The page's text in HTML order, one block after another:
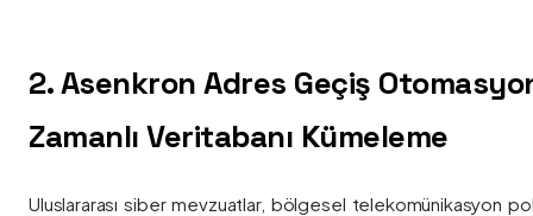
2. Asenkron Adres Geçiş
Zamanlı Veritabanı Kümeleme
Uluslararası siber mevzuatlar, bölgesel telekomünikasyon